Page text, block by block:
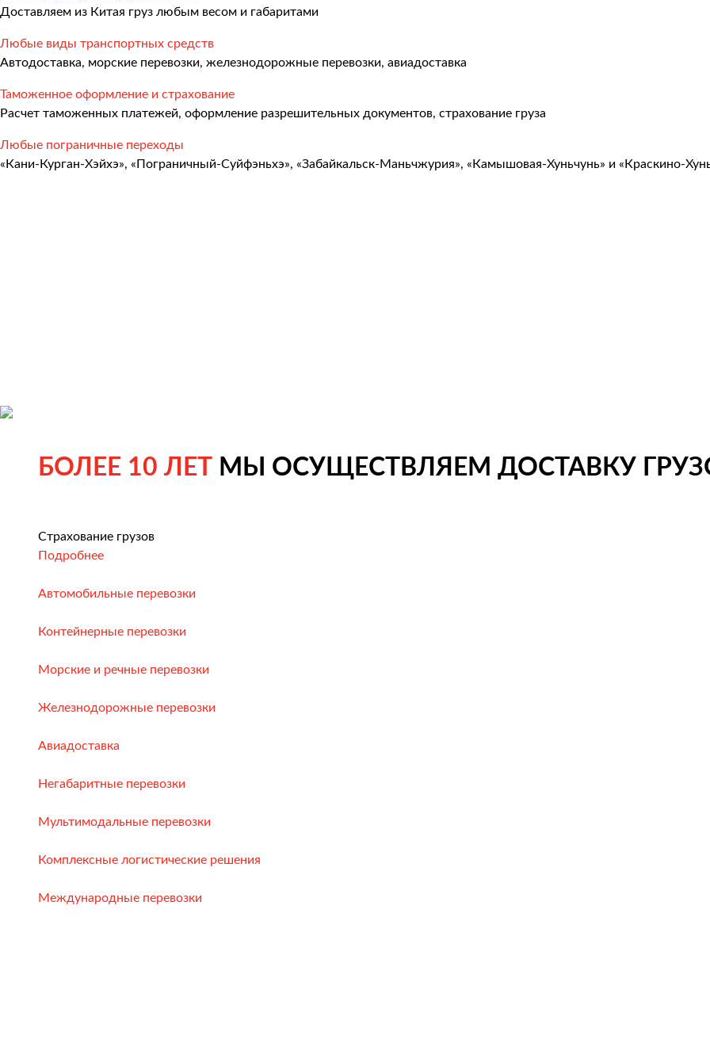
Автомобильные перевозки
Контейнерные перевозки
Морские и речные перевозки
Мультимодальные перевозки
Доставляем из Китая груз любым весом и габаритами
Любые виды транспортных средств
Автодоставка, морские перевозки, железнодорожные перевозки, авиадоставка
Таможенное оформление и страхование
Расчет таможенных платежей, оформление разрешительных документов, страхование груза
Любые пограничные переходы
«Кани-Курган-Хэйхэ», «Пограничный-Суйфэньхэ», «Забайкальск-Маньчжурия», «Камышовая-Хуньчунь» и «Краскино-
БОЛЕЕ 10 ЛЕТ МЫ ОСУЩЕСТВЛЯЕМ ДОСТАВКУ
Страхование грузов
Подробнее
Автомобильные перевозки
Контейнерные перевозки
Морские и речные перевозки
Железнодорожные перевозки
Авиадоставка
Негабаритные перевозки
Мультимодальные перевозки
Комплексные логистические решения
Международные перевозки